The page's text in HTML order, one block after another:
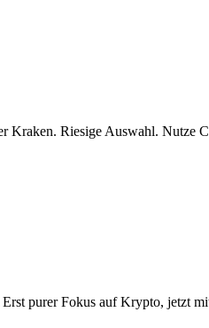
Kraken. Riesige Auswahl. Nutze
purer Fokus auf Krypto, jetzt